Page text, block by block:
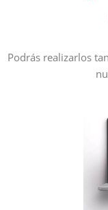
Podrás realizarlos